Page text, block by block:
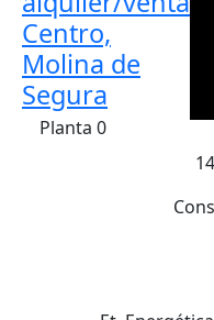
Centro,
Molina de
Segura
Planta 0